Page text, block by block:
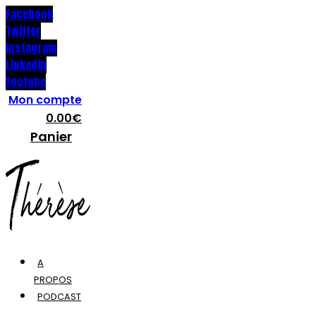
Facebook
Twitter
Instagram
Linkedin
Youtube
Mon compte
0.00€
Panier
A
PROPOS
PODCAST